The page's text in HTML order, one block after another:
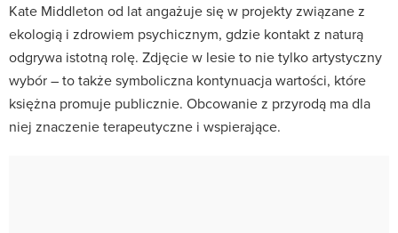
Kate Middleton od lat angażuje się w projekty związane z
ekologią i zdrowiem psychicznym, gdzie kontakt z naturą
odgrywa istotną rolę. Zdjęcie w lesie to nie tylko artystyczny
wybór – to także symboliczna kontynuacja wartości, które
księżna promuje publicznie. Obcowanie z przyrodą ma dla
niej znaczenie terapeutyczne i wspierające.